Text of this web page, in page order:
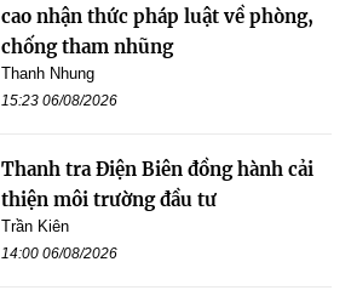
cao nhận thức pháp luật về phòng,
chống tham nhũng
Thanh Nhung
15:23 06/08/2026
Thanh tra Điện Biên đồng hành cải
thiện môi trường đầu tư
Trần Kiên
14:00 06/08/2026